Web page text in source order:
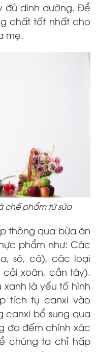
đủ dinh dưỡng. Để
chất tốt nhất cho
mẹ.
chế phẩm từ sữa
thông qua bữa ăn
phẩm như: Các
sò, cá), các loại
xoăn, cần tây).
xanh là yếu tố hình
tích tụ canxi vào
canxi bổ sung qua
đo đếm chính xác
chúng ta chỉ hấp